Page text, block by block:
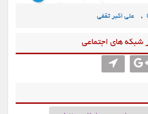
, علی اکبر ثقفی
شبکه های اجتماعی